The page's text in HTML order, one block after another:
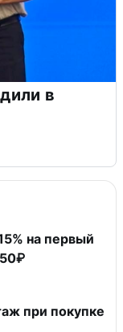
в
на первый
при покупке